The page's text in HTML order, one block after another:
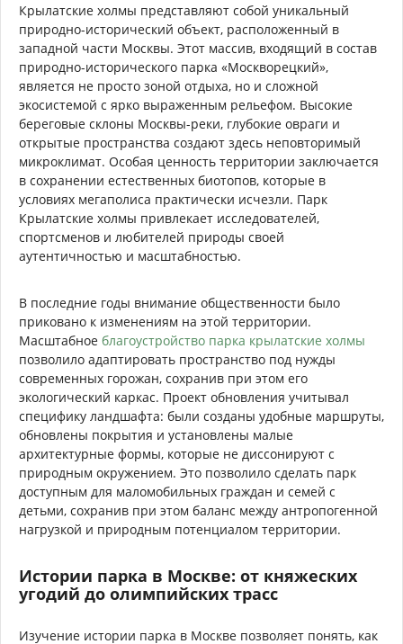
Крылатские холмы представляют собой уникальный
природно-исторический объект, расположенный в
западной части Москвы. Этот массив, входящий в состав
природно-исторического парка «Москворецкий»,
является не просто зоной отдыха, но и сложной
экосистемой с ярко выраженным рельефом. Высокие
береговые склоны Москвы-реки, глубокие овраги и
открытые пространства создают здесь неповторимый
микроклимат. Особая ценность территории заключается
в сохранении естественных биотопов, которые в
условиях мегаполиса практически исчезли. Парк
Крылатские холмы привлекает исследователей,
спортсменов и любителей природы своей
аутентичностью и масштабностью.
В последние годы внимание общественности было
приковано к изменениям на этой территории.
Масштабное благоустройство парка крылатские холмы
позволило адаптировать пространство под нужды
современных горожан, сохранив при этом его
экологический каркас. Проект обновления учитывал
специфику ландшафта: были созданы удобные маршруты,
обновлены покрытия и установлены малые
архитектурные формы, которые не диссонируют с
природным окружением. Это позволило сделать парк
доступным для маломобильных граждан и семей с
детьми, сохранив при этом баланс между антропогенной
нагрузкой и природным потенциалом территории.
Истории парка в Москве: от княжеских
угодий до олимпийских трасс
Изучение истории парка в Москве позволяет понять, как